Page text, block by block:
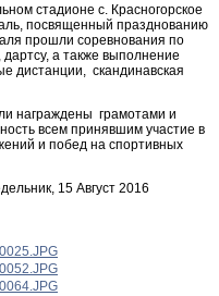
стадионе с. Красногорское
посвященный празднованию
прошли соревнования по
а также выполнение
дистанции, скандинавская
награждены грамотами и
всем принявшим участие в
и побед на спортивных
15 Август 2016